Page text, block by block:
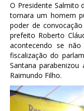
O Presidente Salmito
tornara um homem
poder de
prefeito Roberto
acontecendo se
fiscalização do
Santana
Raimundo Filho.